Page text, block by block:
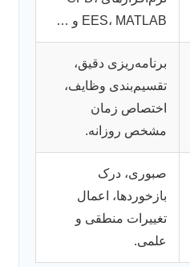
EES، MATLAB و …
برنامه‌ریزی دقیق،
تقسیم‌بندی وظایف،
اختصاص زمان
مشخص روزانه.
صبوری، درک
بازخوردها، اعمال
تغییرات منطقی و
علمی.